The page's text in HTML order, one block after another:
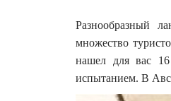
Разнообразный
множество
нашел для вас
испытанием. В